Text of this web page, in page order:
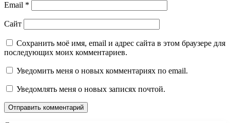
Email *
Сайт
Сохранить моё имя, email и адрес сайта в этом браузере для
последующих моих комментариев.
Уведомить меня о новых комментариях по email.
Уведомлять меня о новых записях почтой.